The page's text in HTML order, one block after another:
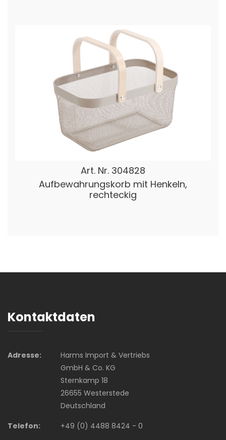
Art. Nr. 304828
Aufbewahrungskorb mit Henkeln,
rechteckig
Kontaktdaten
Adresse:
Harms Import & Vertriebs
GmbH & Co. KG
Sternkamp 18
26655 Westerstede
Deutschland
Telefon:
+49 (0) 4488 8424 - 0